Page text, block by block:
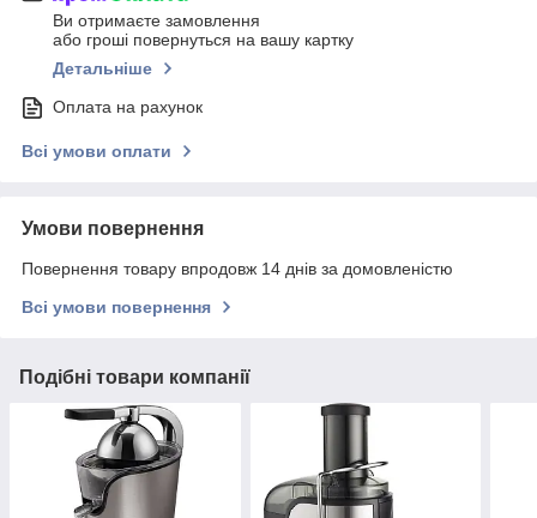
Ви отримаєте замовлення
або гроші повернуться на вашу картку
Детальніше
Оплата на рахунок
Всі умови оплати
Умови повернення
Повернення товару впродовж 14 днів за домовленістю
Всі умови повернення
Подібні товари компанії